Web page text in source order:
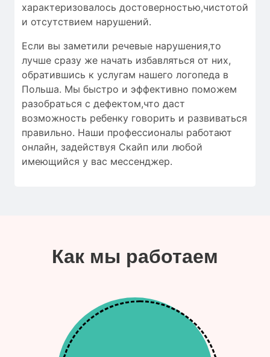
характеризовалось достоверностью,чистотой
и отсутствием нарушений.
Если вы заметили речевые нарушения,то
лучше сразу же начать избавляться от них,
обратившись к услугам нашего логопеда в
Польша. Мы быстро и эффективно поможем
разобраться с дефектом,что даст
возможность ребенку говорить и развиваться
правильно. Наши профессионалы работают
онлайн, задействуя Скайп или любой
имеющийся у вас мессенджер.
Как мы работаем